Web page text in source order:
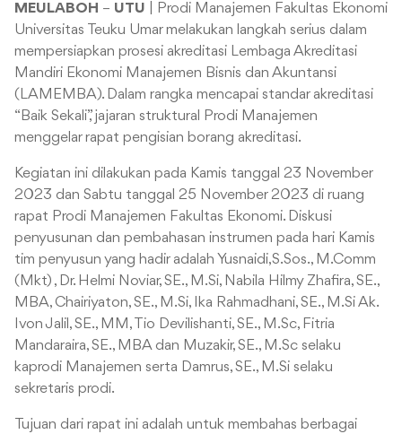
MEULABOH – UTU | Prodi Manajemen Fakultas Ekonomi
Universitas Teuku Umar melakukan langkah serius dalam
mempersiapkan prosesi akreditasi Lembaga Akreditasi
Mandiri Ekonomi Manajemen Bisnis dan Akuntansi
(LAMEMBA). Dalam rangka mencapai standar akreditasi
“Baik Sekali”, jajaran struktural Prodi Manajemen
menggelar rapat pengisian borang akreditasi.
Kegiatan ini dilakukan pada Kamis tanggal 23 November
2023 dan Sabtu tanggal 25 November 2023 di ruang
rapat Prodi Manajemen Fakultas Ekonomi. Diskusi
penyusunan dan pembahasan instrumen pada hari Kamis
tim penyusun yang hadir adalah Yusnaidi,S.Sos., M.Comm
(Mkt) , Dr. Helmi Noviar, SE., M.Si, Nabila Hilmy Zhafira, SE.,
MBA, Chairiyaton, SE., M.Si, Ika Rahmadhani, SE., M.Si Ak.
Ivon Jalil, SE., MM, Tio Devilishanti, SE., M.Sc, Fitria
Mandaraira, SE., MBA dan Muzakir, SE., M.Sc selaku
kaprodi Manajemen serta Damrus, SE., M.Si selaku
sekretaris prodi.
Tujuan dari rapat ini adalah untuk membahas berbagai